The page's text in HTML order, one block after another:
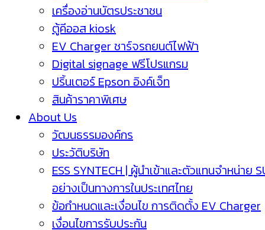
เครื่องอ่านบัตรประชาชน
ตู้คีออส kiosk
EV Charger ชาร์จรถยนต์ไฟฟ้า
Digital signage ฟรีโปรแกรม
ปริ้นเตอร์ Epson อิงค์เจ็ท
สินค้าราคาพิเศษ
About Us
วัฒนธรรมองค์กร
ประวัติบริษัท
ESS SYNTECH | ผู้นำเข้าและตัวแทนจำหน่าย
อย่างเป็นทางการในประเทศไทย
ข้อกำหนดและเงื่อนไข การติดตั้ง EV Charger
เงื่อนไขการรับประกัน